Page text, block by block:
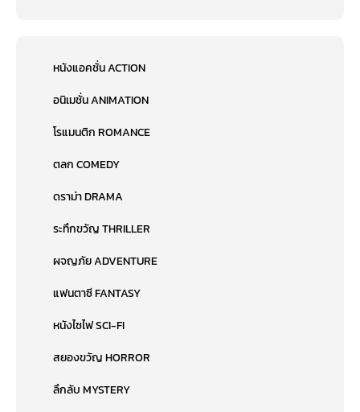
หนังแอคชั่น ACTION
อนิเมชั่น ANIMATION
โรแมนติก ROMANCE
ตลก COMEDY
ดราม่า DRAMA
ระทึกขวัญ THRILLER
ผจญภัย ADVENTURE
แฟนตาซี FANTASY
หนังไซไฟ SCI-FI
สยองขวัญ HORROR
ลึกลับ MYSTERY